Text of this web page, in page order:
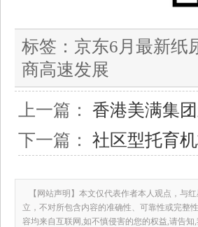
标签： 京东6月最新纸
商高速发展
上一篇： 香港美满集
下一篇： 社区型托育
【网站声明】本文仅代表作者本人观点，与
立，不对所包含内容的准确性、可靠性或完整
容均来自互联网,如不慎侵害的您的权益,请告知,